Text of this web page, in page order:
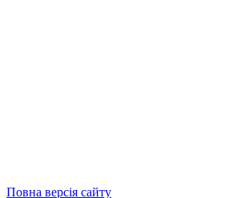
Повна версія сайту